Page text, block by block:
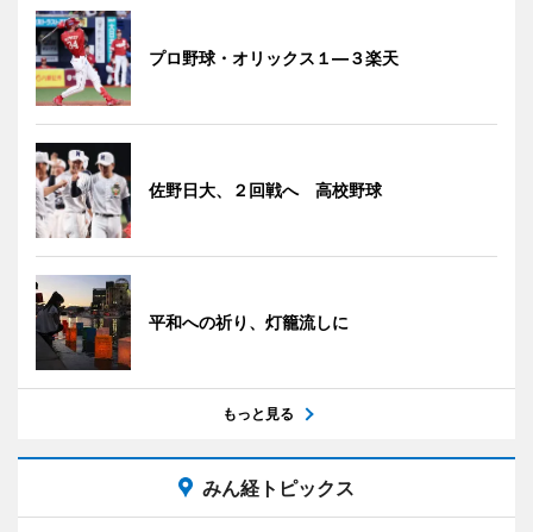
プロ野球・オリックス１―３楽天
佐野日大、２回戦へ 高校野球
平和への祈り、灯籠流しに
もっと見る
みん経トピックス